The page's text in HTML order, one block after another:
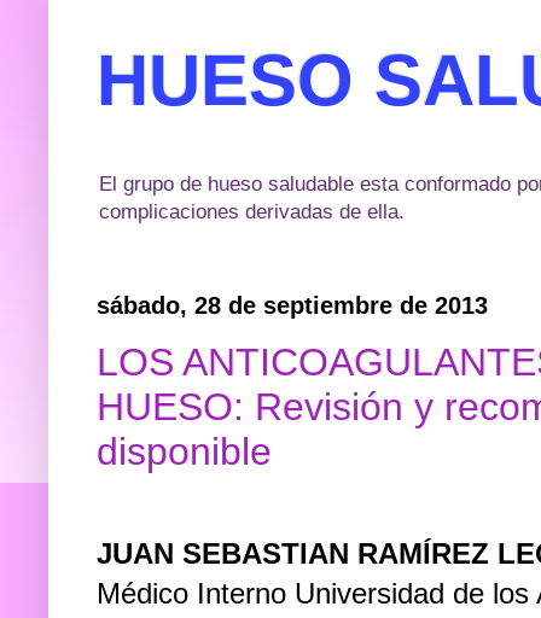
HUESO
El grupo de hueso saludable esta conformado
complicaciones derivadas de ella.
sábado, 28 de septiembre de 2013
LOS
HUESO: Revisión y
disponible
JUAN SEBASTIAN RAMÍREZ
Médico Interno Universidad de los